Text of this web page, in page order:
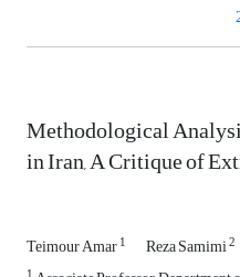
Methodological
in Iran, A Critique of
Teimour Amar1 Reza Samimi2